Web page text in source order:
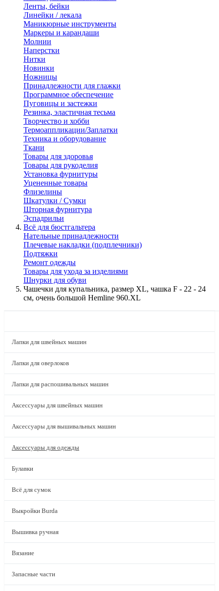
Ленты, бейки
Линейки / лекала
Маникюрные инструменты
Маркеры и карандаши
Молнии
Наперстки
Нитки
Новинки
Ножницы
Принадлежности для глажки
Программное обеспечение
Пуговицы и застежки
Резинка, эластичная тесьма
Творчество и хобби
Термоаппликации/Заплатки
Техника и оборудование
Ткани
Товары для здоровья
Товары для рукоделия
Установка фурнитуры
Уцененные товары
Флизелины
Шкатулки / Сумки
Шторная фурнитура
Эспадрильи
Всё для бюстгальтера
Нательные принадлежности
Плечевые накладки (подплечники)
Подтяжки
Ремонт одежды
Товары для ухода за изделиями
Шнурки для обуви
Чашечки для купальника, размер XL, чашка F - 22 - 24
см, очень большой Hemline 960.XL
Лапки для швейных машин
Лапки для оверлоков
Лапки для распошивальных машин
Аксессуары для швейных машин
Аксессуары для вышивальных машин
Аксессуары для одежды
Булавки
Всё для сумок
Выкройки Burda
Вышивка ручная
Вязание
Запасные части